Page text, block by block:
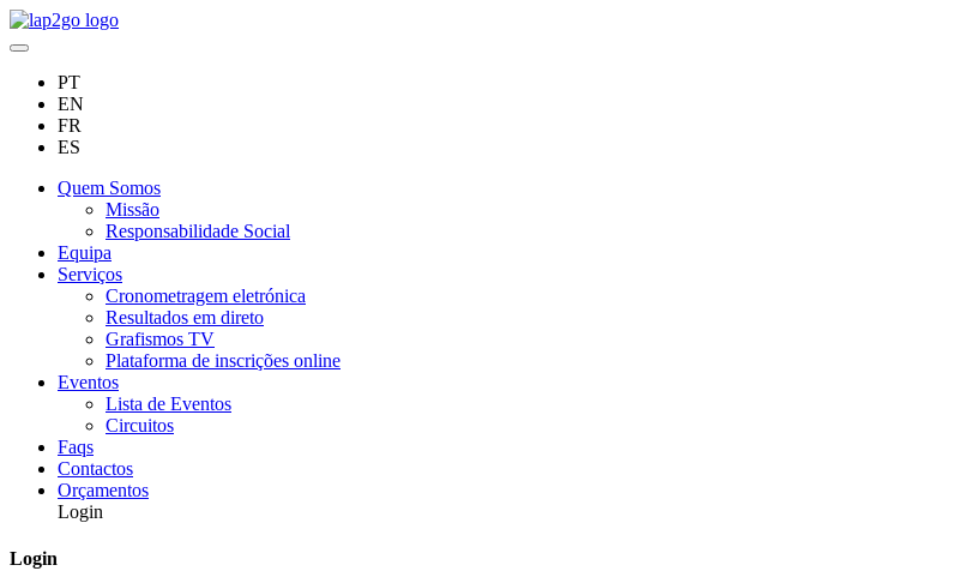
PT
EN
FR
ES
Quem Somos
Missão
Responsabilidade Social
Equipa
Serviços
Cronometragem eletrónica
Resultados em direto
Grafismos TV
Plataforma de inscrições online
Eventos
Lista de Eventos
Circuitos
Faqs
Contactos
Orçamentos
Login
Login